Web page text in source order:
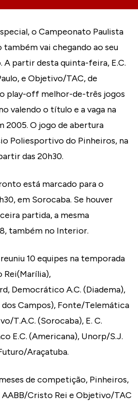
o Campeonato Paulista
também vai chegando ao seu
partir desta quinta-feira, E.C.
e Objetivo/TAC, de
play-off melhor-de-três jogos
valendo o título e a vaga na
2005. O jogo de abertura
Poliesportivo do Pinheiros, na
das 20h30.
está marcado para o
em Sorocaba. Se houver
partida, a mesma
também no Interior.
10 equipes na temporada
Rei(Marília),
Democrático A.C. (Diadema),
dos Campos), Fonte/Telemática
T.A.C. (Sorocaba), E. C.
E.C. (Americana), Unorp/S.J.
Araçatuba.
de competição, Pinheiros,
Cristo Rei e Objetivo/TAC